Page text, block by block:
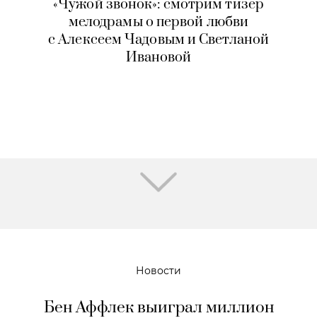
«Чужой звонок»: смотрим тизер
мелодрамы о первой любви
с Алексеем Чадовым и Светланой
Ивановой
Новости
Бен Аффлек выиграл миллион